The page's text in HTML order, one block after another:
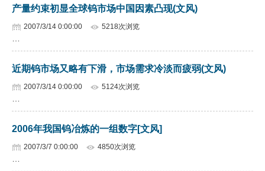
产量约束初显全球钨市场中国因素凸现(文风)
2007/3/14 0:00:00 5218次浏览
近期钨市场又略有下滑，市场需求冷淡而疲弱(文风)
2007/3/14 0:00:00 5124次浏览
2006年我国钨冶炼的一组数字[文风]
2007/3/7 0:00:00 4850次浏览